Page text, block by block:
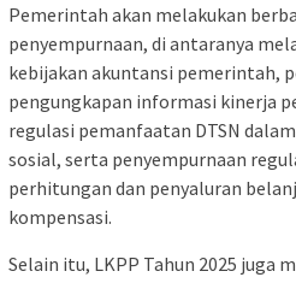
Pemerintah akan melakukan
penyempurnaan, di antaranya
kebijakan akuntansi pemerintah,
pengungkapan informasi kinerja
regulasi pemanfaatan DTSN
sosial, serta penyempurnaan
perhitungan dan penyaluran
kompensasi.
Selain itu, LKPP Tahun 2025 juga